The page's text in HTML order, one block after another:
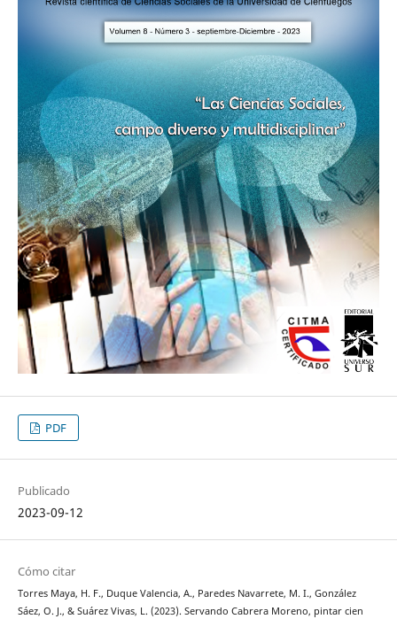
PDF
Publicado
2023-09-12
Cómo citar
Torres Maya, H. F., Duque Valencia, A., Paredes Navarrete, M. I., González
Sáez, O. J., & Suárez Vivas, L. (2023). Servando Cabrera Moreno, pintar cien